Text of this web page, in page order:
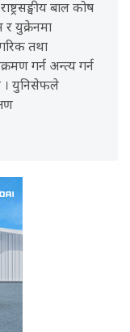
बाल कोष
युक्रेनमा
तथा
गर्न अन्त्य गर्न
। युनिसेफले